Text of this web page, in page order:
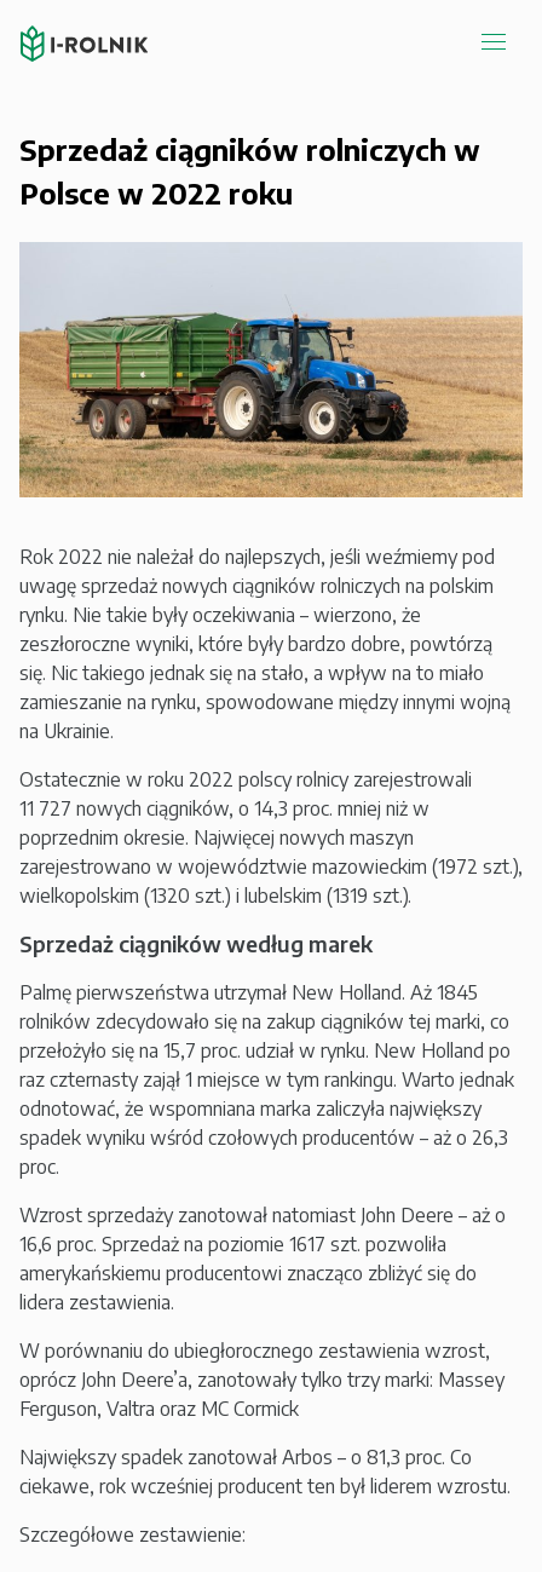
Sprzedaż ciągników rolniczych w
Polsce w 2022 roku
Rok 2022 nie należał do najlepszych, jeśli weźmiemy pod
uwagę sprzedaż nowych ciągników rolniczych na polskim
rynku. Nie takie były oczekiwania – wierzono, że
zeszłoroczne wyniki, które były bardzo dobre, powtórzą
się. Nic takiego jednak się na stało, a wpływ na to miało
zamieszanie na rynku, spowodowane między innymi wojną
na Ukrainie.
Ostatecznie w roku 2022 polscy rolnicy zarejestrowali
11 727 nowych ciągników, o 14,3 proc. mniej niż w
poprzednim okresie. Najwięcej nowych maszyn
zarejestrowano w województwie mazowieckim (1972 szt.),
wielkopolskim (1320 szt.) i lubelskim (1319 szt.).
Sprzedaż ciągników według marek
Palmę pierwszeństwa utrzymał New Holland. Aż 1845
rolników zdecydowało się na zakup ciągników tej marki, co
przełożyło się na 15,7 proc. udział w rynku. New Holland po
raz czternasty zajął 1 miejsce w tym rankingu. Warto jednak
odnotować, że wspomniana marka zaliczyła największy
spadek wyniku wśród czołowych producentów – aż o 26,3
proc.
Wzrost sprzedaży zanotował natomiast John Deere – aż o
16,6 proc. Sprzedaż na poziomie 1617 szt. pozwoliła
amerykańskiemu producentowi znacząco zbliżyć się do
lidera zestawienia.
W porównaniu do ubiegłorocznego zestawienia wzrost,
oprócz John Deere’a, zanotowały tylko trzy marki: Massey
Ferguson, Valtra oraz MC Cormick
Największy spadek zanotował Arbos – o 81,3 proc. Co
ciekawe, rok wcześniej producent ten był liderem wzrostu.
Szczegółowe zestawienie: